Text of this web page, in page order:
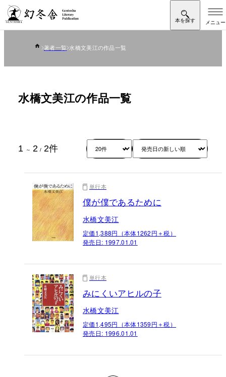
著者一覧 水橋文美江の作品一覧
水橋文美江の作品一覧
1 ～ 2 / 2件
単行本
僕が僕であるために
水橋文美江
定価1,388円（本体1262円＋税）
発売日: 1997.01.01
単行本
みにくいアヒルの子
水橋文美江
定価1,495円（本体1359円＋税）
発売日: 1996.01.01